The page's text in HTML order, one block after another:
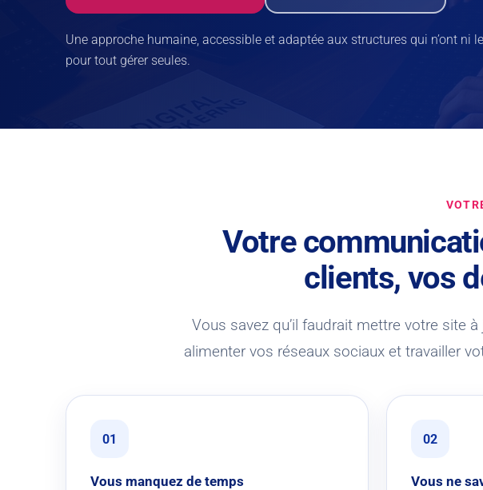
Une approche humaine, accessible et adaptée aux structures qui n’ont ni
pour tout gérer seules.
Votre
clients, vos
Vous savez qu’il faudrait mettre votre site
alimenter vos réseaux sociaux et travailler
01
Vous manquez de temps
02
Vous ne